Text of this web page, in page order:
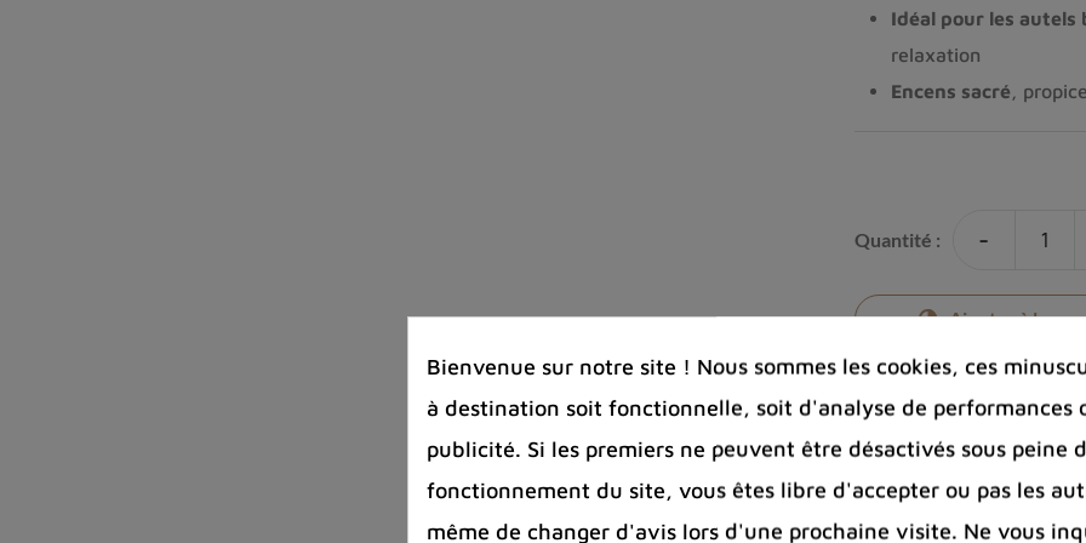
Idéal pour les autels
relaxation
Encens sacré ,
Quantité : -
Ajouter à la
Photos
Port offert
Bienvenue sur notre site ! Nous sommes les cookies, ces
à destination soit fonctionnelle, soit d'analyse de performances
publicité. Si les premiers ne peuvent être désactivés sous peine
fonctionnement du site, vous êtes libre d'accepter ou pas les
même de changer d'avis lors d'une prochaine visite. Ne vous